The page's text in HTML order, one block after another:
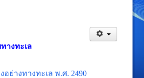
างทะเล
ย่างทางทะเล พ.ศ. 2490